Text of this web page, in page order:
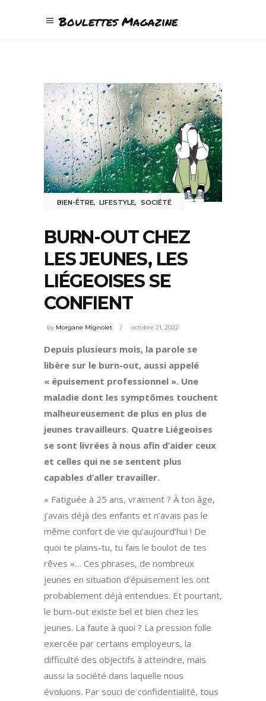
Boulettes Magazine
BIEN-ÊTRE,LIFESTYLE, SOCIÉTÉ
BURN-OUT CHEZ
LES JEUNES, LES
LIÉGEOISES SE
CONFIENT
by Morgane Mignolet octobre 21, 2022
Depuis plusieurs mois, la parole se
libère sur le burn-out, aussi appelé
« épuisement professionnel ». Une
maladie dont les symptômes touchent
malheureusement de plus en plus de
jeunes travailleurs. Quatre Liégeoises
se sont livrées à nous afin d’aider ceux
et celles qui ne se sentent plus
capables d’aller travailler.
« Fatiguée à 25 ans, vraiment ? À ton âge,
j’avais déjà des enfants et n’avais pas le
même confort de vie qu’aujourd’hui ! De
quoi te plains-tu, tu fais le boulot de tes
rêves »… Ces phrases, de nombreux
jeunes en situation d’épuisement les ont
probablement déjà entendues. Et pourtant,
le burn-out existe bel et bien chez les
jeunes. La faute à quoi ? La pression folle
exercée par certains employeurs, la
difficulté des objectifs à atteindre, mais
aussi la société dans laquelle nous
évoluons. Par souci de confidentialité, tous